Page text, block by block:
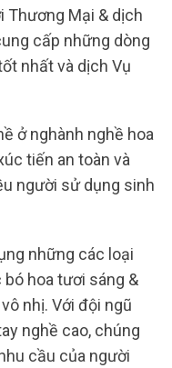
Thương Mại & dịch
cấp những dòng
nhất và dịch Vụ
ở nghành nghề hoa
tiến an toàn và
người sử dụng sinh
những các loại
hoa tươi sáng &
nhị. Với đội ngũ
nghề cao, chúng
cầu của người